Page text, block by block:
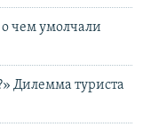
чем умолчали
Дилемма туриста